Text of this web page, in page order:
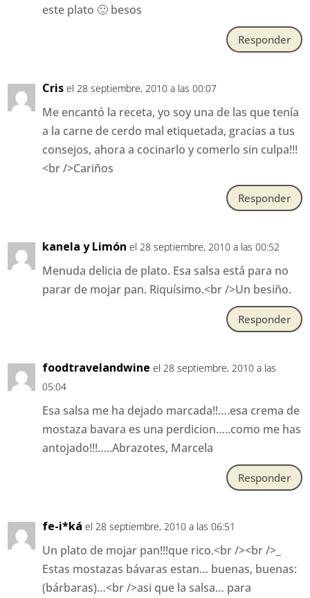
este plato 🙂 besos
Responder
Cris el 28 septiembre, 2010 a las 00:07
Me encantó la receta, yo soy una de las que tenía
a la carne de cerdo mal etiquetada, gracias a tus
consejos, ahora a cocinarlo y comerlo sin culpa!!!
<br />Cariños
Responder
kanela y Limón el 28 septiembre, 2010 a las 00:52
Menuda delicia de plato. Esa salsa está para no
parar de mojar pan. Riquísimo.<br />Un besiño.
Responder
foodtravelandwine el 28 septiembre, 2010 a las
05:04
Esa salsa me ha dejado marcada!!….esa crema de
mostaza bavara es una perdicion…..como me has
antojado!!!…..Abrazotes, Marcela
Responder
fe-i*ká el 28 septiembre, 2010 a las 06:51
Un plato de mojar pan!!!que rico.<br /><br />_
Estas mostazas bávaras estan… buenas, buenas:
(bárbaras)…<br />asi que la salsa… para